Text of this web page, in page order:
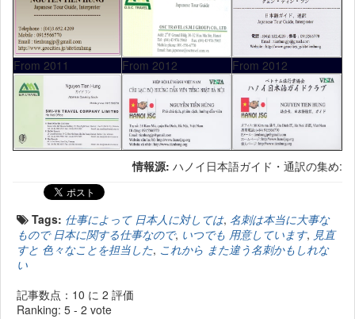
From 2011 From 2012 From 2012
情報源: ハノイ日本語ガイド・通訳の集め:
Tags: 仕事によって 日本人に対しては, 名刺は本当に大事な
もので 日本に関する仕事なので, いつでも 用意しています, 見直
すと 色々なことを担当した, これから また違う名刺かもしれな
い
記事数点：10 に 2 評価
Ranking: 5 - 2 vote